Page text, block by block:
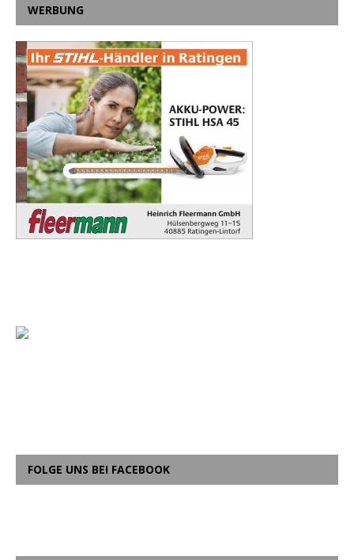
WERBUNG
FOLGE UNS BEI FACEBOOK